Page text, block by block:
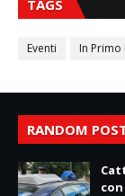
TAGS
Eventi In Primo
RANDOM